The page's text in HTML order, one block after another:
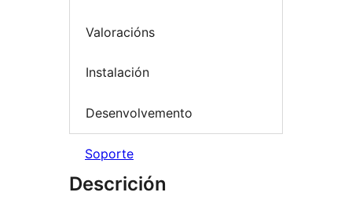
Valoracións
Instalación
Desenvolvemento
Soporte
Descrición